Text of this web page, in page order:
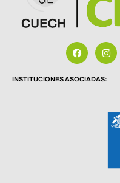
INSTITUCIONES ASOCIADAS: